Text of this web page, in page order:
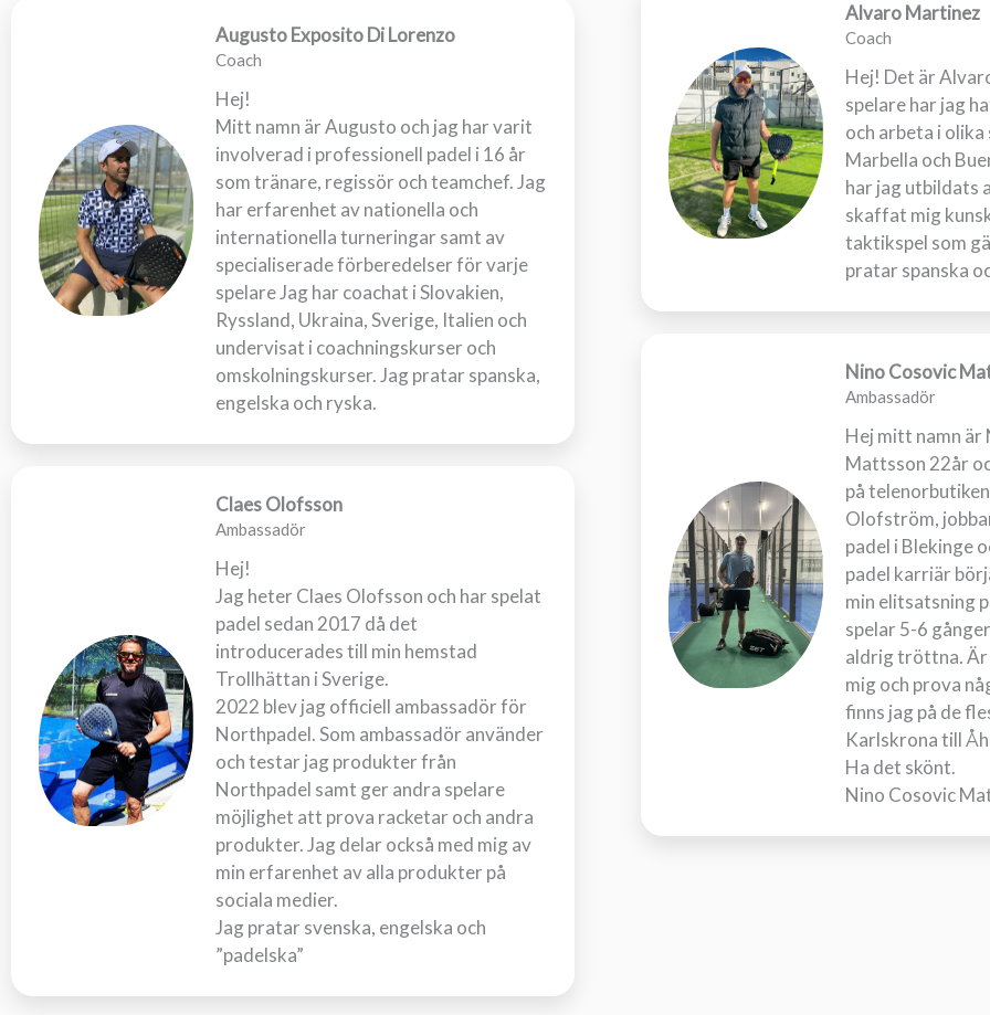
Augusto Exposito Di Lorenzo
Coach
Hej!
Mitt namn är Augusto och jag har varit
involverad i professionell padel i 16 år
som tränare, regissör och teamchef. Jag
har erfarenhet av nationella och
internationella turneringar samt av
specialiserade förberedelser för varje
spelare Jag har coachat i Slovakien,
Ryssland, Ukraina, Sverige, Italien och
undervisat i coachningskurser och
omskolningskurser. Jag pratar spanska,
engelska och ryska.
Claes Olofsson
Ambassadör
Hej!
Jag heter Claes Olofsson och har spelat
padel sedan 2017 då det
introducerades till min hemstad
Trollhättan i Sverige.
2022 blev jag officiell ambassadör för
Northpadel. Som ambassadör använder
och testar jag produkter från
Northpadel samt ger andra spelare
möjlighet att prova racketar och andra
produkter. Jag delar också med mig av
min erfarenhet av alla produkter på
sociala medier.
Jag pratar svenska, engelska och
”padelska”
Alvaro Martinez
Coach
Hej! Det är
spelare har jag
och arbeta i
Marbella och
har jag utbildats
skaffat mig
taktikspel som
pratar spanska
Nino Cosovic
Ambassadör
Hej mitt namn är
Mattsson 22år
på
Olofström,
padel i Blekinge
padel karriär
min elitsatsning
spelar 5-6
aldrig tröttna. Är
mig och prova
finns jag på de
Karlskrona till
Ha det skönt.
Nino Cosovic